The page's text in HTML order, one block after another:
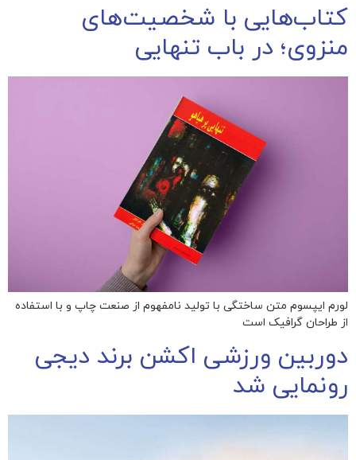
کتاب‌هایی با شخصیت‌های
منزوی؛ در باب تنهایی
لورم ایپسوم متن ساختگی با تولید نامفهوم از صنعت چاپ و با استفاده
از طراحان گرافیک است
دوربین ورزشی اکشن برند دیجی
رونمایی شد